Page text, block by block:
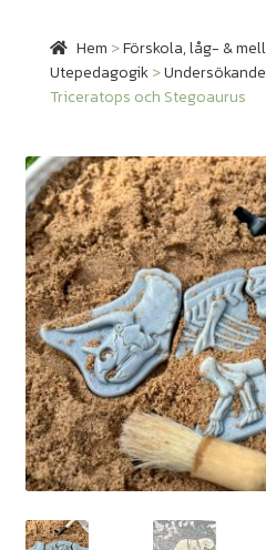
Hem >Förskola, låg- &
Utepedagogik>Undersökande
Triceratops och Stegoaurus